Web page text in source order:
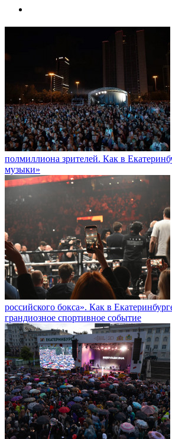
полмиллиона зрителей. Как в
музыки»
российского бокса». Как в
грандиозное спортивное событие